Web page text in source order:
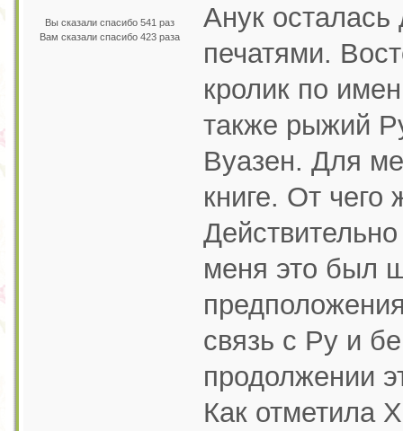
Вы сказали спасибо 541 раз
Вам сказали спасибо 423 раза
Анук
печатями.
кролик по
также рыжий
Вуазен. Для
книге. От чего
меня это был
связь с Ру и
продолжении
Как отметила